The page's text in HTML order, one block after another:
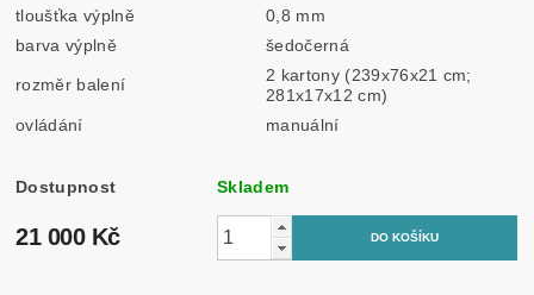
tloušťka výplně
0,8 mm
barva výplně
šedočerná
rozměr balení
2 kartony (239x76x21 cm;
281x17x12 cm)
ovládání
manuální
Dostupnost Skladem
21 000 Kč